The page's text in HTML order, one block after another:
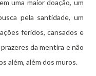
uma maior doação, um
pela santidade, um
feridos, cansados e
da mentira e não
além, além dos muros.